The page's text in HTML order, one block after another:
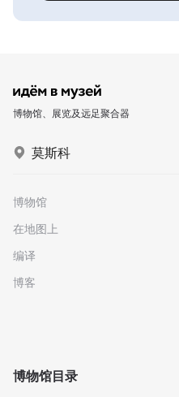
博物馆、展览及远足聚合器
莫斯科
博物馆
在地图上
编译
博客
博物馆目录